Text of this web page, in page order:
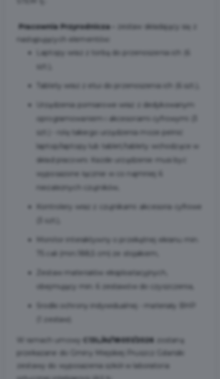
Pracownia Przyrodnicza -
zestaw składający się z
następujących elementów:
Laptopy wraz z torbą do przenoszenia ich (6
Tablety wraz z etui do przenoszenia ich (6 szt.),
Urządzenia pomiarowe wraz z dedykowanym
oprogramowaniem i akcesoriami cyfrowymi (3
szt.) - rolę takiego urządzenia może pełnić
laptop/laptopy lub tablet/tablety wchodzące w
skład pracowni. Każde urządzenie musi być
wyposażone łącznie w co najmniej 6
niezależnych czujników,
Kontrolery wraz z czujnikami: akcesoria cyfrowe
Monitor interaktywny o przekątnej ekranu min.
75 cali (min.188,5 cm) ze stojakiem,
Zestaw materiałów eksploatacyjnych,
obejmujący min. 6 zestawów do czyszczenia,
Środki ochrony indywidualnej - materiały BHP
(1 zestaw).
W ramach umowy C13L/AI/18051/2026
zostaną
przekazane do Gminy Miejskiej Pruszcz Gdański
zestawy do wyposażenia szkół w laboratoria